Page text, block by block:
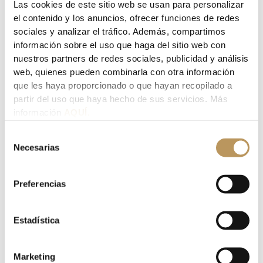
Las cookies de este sitio web se usan para personalizar
el contenido y los anuncios, ofrecer funciones de redes
sociales y analizar el tráfico. Además, compartimos
información sobre el uso que haga del sitio web con
nuestros partners de redes sociales, publicidad y análisis
web, quienes pueden combinarla con otra información
que les haya proporcionado o que hayan recopilado a
partir del uso que haya hecho de sus servicios. Más
Necesarias
Preferencias
Estadística
Marketing
una moratoria en el pago de aquella, produciéndose un
fraccionamiento y aplazamiento de la misma.
Si el arrendador fuera una persona distinta de las
anteriores la norma promueve el acuerdo entre las
partes y, caso de no alcanzase, facilita al arrendatario
vulnerable unas ayudas transitorias de financiación y
unas líneas de avales, también previstas para otros
vulnerable podrá solicitar un microcrédito sin intereses
ni comisiones que deberá destinarse obligatoriamente
mensualidades y será emitido por un banco y avalado
por el Estado, a través de un acuerdo con el Instituto
entidad bancaria el capital en un plazo de seis años,